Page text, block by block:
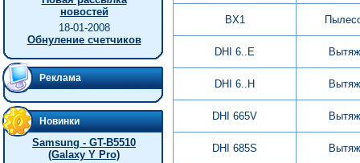
новостей
18-01-2008
Обнуление счетчиков
Реклама
Новинки
Samsung - GT-B5510
(Galaxy Y Pro)
BX1
DHI 6..E
DHI 6..H
DHI 665V
DHI 685S